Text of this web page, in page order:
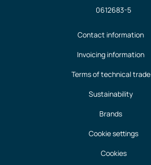
0612683-5
Contact information
Invoicing information
Terms of technical trade
Sustainability
Brands
Cookie settings
Cookies